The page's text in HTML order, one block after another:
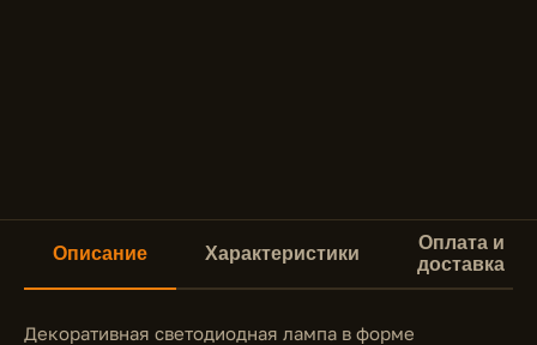
Описание Характеристики
Оплата и
доставка
Декоративная светодиодная лампа в форме